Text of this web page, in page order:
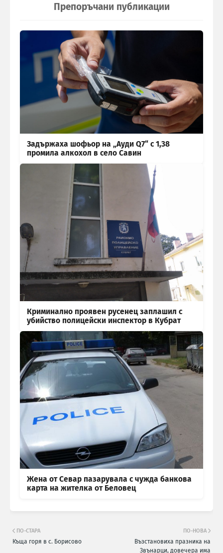
Препоръчани публикации
Задържаха шофьор на „Ауди Q7“ с 1,38
промила алкохол в село Савин
Криминално проявен русенец заплашил с
убийство полицейски инспектор в Кубрат
Жена от Севар пазарувала с чужда банкова
карта на жителка от Беловец
ПО-НОВА
Възстановиха празника на
Звънарци, довечера има
ПО-СТАРА
Къща горя в с. Борисово